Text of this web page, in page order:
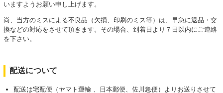
いますようお願い申し上げます。
尚、当方のミスによる不良品（欠損、印刷のミス等）は、早急に返品・交
換などの対応をさせて頂きます。その場合、到着日より７日以内にご連絡
を下さい。
配送について
配送は宅配便（ヤマト運輸 、日本郵便、佐川急便）よりお送りさせて